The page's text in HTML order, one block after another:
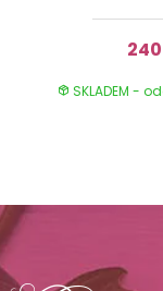
SKLADEM -